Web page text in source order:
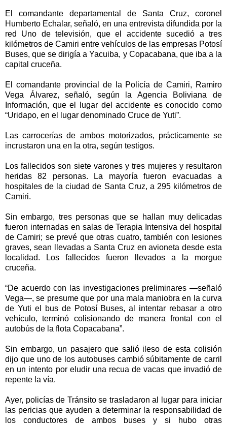
El comandante departamental de Santa Cruz, coronel
Humberto Echalar, señaló, en una entrevista difundida por la
red Uno de televisión, que el accidente sucedió a tres
kilómetros de Camiri entre vehículos de las empresas Potosí
Buses, que se dirigía a Yacuiba, y Copacabana, que iba a la
capital cruceña.
El comandante provincial de la Policía de Camiri, Ramiro
Vega Álvarez, señaló, según la Agencia Boliviana de
Información, que el lugar del accidente es conocido como
“Uridapo, en el lugar denominado Cruce de Yuti”.
Las carrocerías de ambos motorizados, prácticamente se
incrustaron una en la otra, según testigos.
Los fallecidos son siete varones y tres mujeres y resultaron
heridas 82 personas. La mayoría fueron evacuadas a
hospitales de la ciudad de Santa Cruz, a 295 kilómetros de
Camiri.
Sin embargo, tres personas que se hallan muy delicadas
fueron internadas en salas de Terapia Intensiva del hospital
de Camiri; se prevé que otras cuatro, también con lesiones
graves, sean llevadas a Santa Cruz en avioneta desde esta
localidad. Los fallecidos fueron llevados a la morgue
cruceña.
“De acuerdo con las investigaciones preliminares —señaló
Vega—, se presume que por una mala maniobra en la curva
de Yuti el bus de Potosí Buses, al intentar rebasar a otro
vehículo, terminó colisionando de manera frontal con el
autobús de la flota Copacabana”.
Sin embargo, un pasajero que salió ileso de esta colisión
dijo que uno de los autobuses cambió súbitamente de carril
en un intento por eludir una recua de vacas que invadió de
repente la vía.
Ayer, policías de Tránsito se trasladaron al lugar para iniciar
las pericias que ayuden a determinar la responsabilidad de
los conductores de ambos buses y si hubo otras